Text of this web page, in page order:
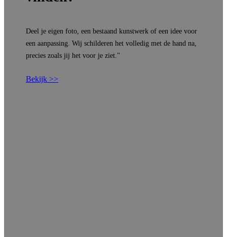
Deel je eigen foto, een bestaand kunstwerk of een idee voor
een aanpassing. Wij schilderen het volledig met de hand na,
precies zoals jij het voor je ziet."
Bekijk >>